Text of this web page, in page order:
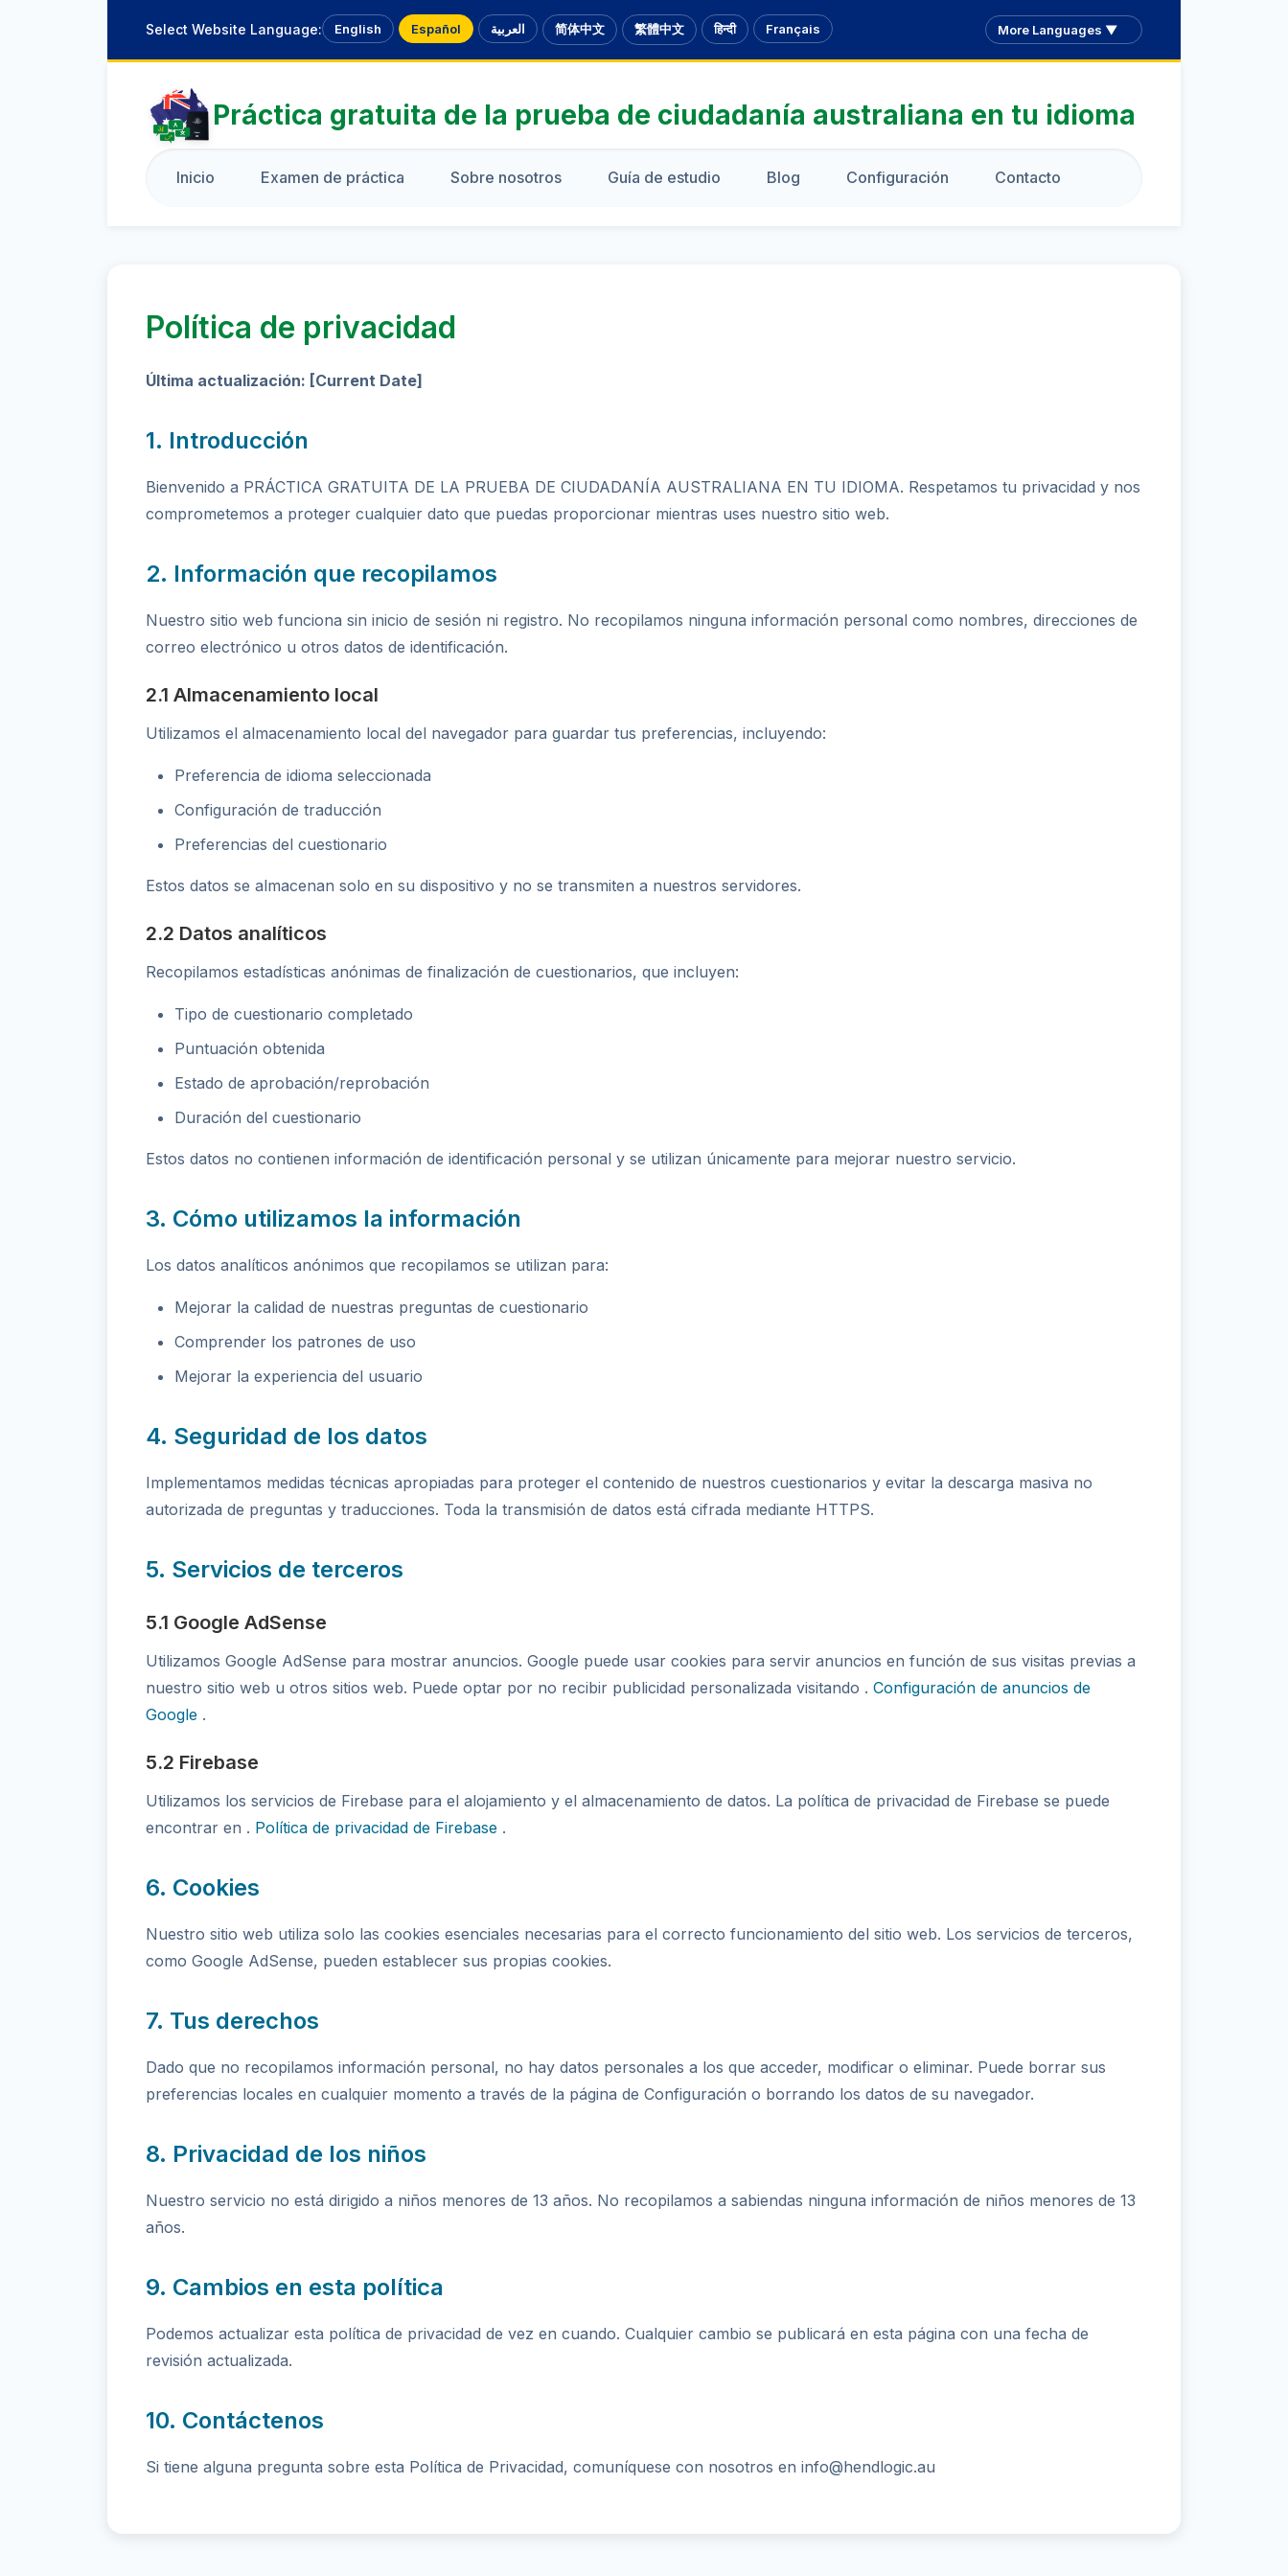
Select Website Language: English Español العربية 简体中文 繁體中文 हिन्दी Français More Languages ▼
Práctica gratuita de la prueba de ciudadanía australiana en tu idioma
Inicio Examen de práctica Sobre nosotros Guía de estudio Blog Configuración Contacto
Política de privacidad
Última actualización: [Current Date]
1. Introducción
Bienvenido a PRÁCTICA GRATUITA DE LA PRUEBA DE CIUDADANÍA AUSTRALIANA EN TU IDIOMA. Respetamos tu privacidad y nos
comprometemos a proteger cualquier dato que puedas proporcionar mientras uses nuestro sitio web.
2. Información que recopilamos
Nuestro sitio web funciona sin inicio de sesión ni registro. No recopilamos ninguna información personal como nombres, direcciones de
correo electrónico u otros datos de identificación.
2.1 Almacenamiento local
Utilizamos el almacenamiento local del navegador para guardar tus preferencias, incluyendo:
Preferencia de idioma seleccionada
Configuración de traducción
Preferencias del cuestionario
Estos datos se almacenan solo en su dispositivo y no se transmiten a nuestros servidores.
2.2 Datos analíticos
Recopilamos estadísticas anónimas de finalización de cuestionarios, que incluyen:
Tipo de cuestionario completado
Puntuación obtenida
Estado de aprobación/reprobación
Duración del cuestionario
Estos datos no contienen información de identificación personal y se utilizan únicamente para mejorar nuestro servicio.
3. Cómo utilizamos la información
Los datos analíticos anónimos que recopilamos se utilizan para:
Mejorar la calidad de nuestras preguntas de cuestionario
Comprender los patrones de uso
Mejorar la experiencia del usuario
4. Seguridad de los datos
Implementamos medidas técnicas apropiadas para proteger el contenido de nuestros cuestionarios y evitar la descarga masiva no
autorizada de preguntas y traducciones. Toda la transmisión de datos está cifrada mediante HTTPS.
5. Servicios de terceros
5.1 Google AdSense
Utilizamos Google AdSense para mostrar anuncios. Google puede usar cookies para servir anuncios en función de sus visitas previas a
nuestro sitio web u otros sitios web. Puede optar por no recibir publicidad personalizada visitando . Configuración de anuncios de
Google .
5.2 Firebase
Utilizamos los servicios de Firebase para el alojamiento y el almacenamiento de datos. La política de privacidad de Firebase se puede
encontrar en . Política de privacidad de Firebase .
6. Cookies
Nuestro sitio web utiliza solo las cookies esenciales necesarias para el correcto funcionamiento del sitio web. Los servicios de terceros,
como Google AdSense, pueden establecer sus propias cookies.
7. Tus derechos
Dado que no recopilamos información personal, no hay datos personales a los que acceder, modificar o eliminar. Puede borrar sus
preferencias locales en cualquier momento a través de la página de Configuración o borrando los datos de su navegador.
8. Privacidad de los niños
Nuestro servicio no está dirigido a niños menores de 13 años. No recopilamos a sabiendas ninguna información de niños menores de 13
años.
9. Cambios en esta política
Podemos actualizar esta política de privacidad de vez en cuando. Cualquier cambio se publicará en esta página con una fecha de
revisión actualizada.
10. Contáctenos
Si tiene alguna pregunta sobre esta Política de Privacidad, comuníquese con nosotros en info@hendlogic.au